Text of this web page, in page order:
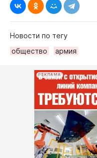
Новости по тегу
общество
армия
РЕКЛАМА